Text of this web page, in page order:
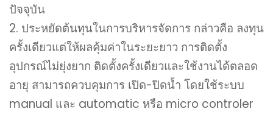
ปัจจุบัน
2. ประหยัดต้นทุนในการบริหารจัดการ กล่าวคือ ลงทุน
ครั้งเดียวแต่ให้ผลคุ้มค่าในระยะยาว การติดตั้ง
อุปกรณ์ไม่ยุ่งยาก ติดตั้งครั้งเดียวและใช้งานได้ตลอด
อายุ สามารถควบคุมการ เปิด-ปิดน้ำ โดยใช้ระบบ
manual และ automatic หรือ micro controler